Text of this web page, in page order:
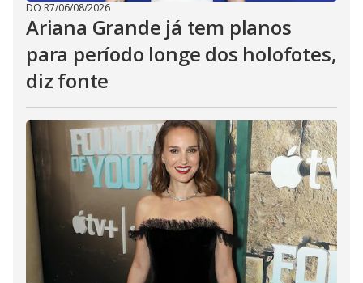
DO R7/06/08/2026
Ariana Grande já tem planos
para período longe dos holofotes,
diz fonte